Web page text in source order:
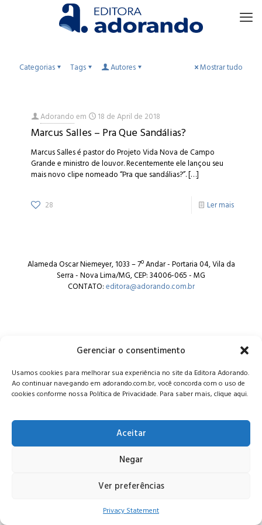
Gerenciar o consentimento
Usamos cookies para melhorar sua experiência no site da Editora Adorando.
Ao continuar navegando em adorando.com.br, você concorda com o uso de
cookies conforme nossa Política de Privacidade. Para saber mais, clique aqui.
Aceitar
Negar
Ver preferências
Privacy Statement
Categorias Tags Autores Mostrar tudo
Adorandoem 18 de April de 2018
Marcus Salles – Pra Que Sandálias?
Marcus Salles é pastor do Projeto Vida Nova de Campo
Grande e ministro de louvor. Recentemente ele lançou seu
mais novo clipe nomeado “Pra que sandálias?”.[…]
28 Ler mais
Alameda Oscar Niemeyer, 1033 – 7º Andar - Portaria 04, Vila da
Serra - Nova Lima/MG, CEP: 34006-065 - MG
CONTATO:editora@adorando.com.br
© Editora Adorando 2026. Todos os direitos reservados.
Consulte nossapolítica de privacidade.